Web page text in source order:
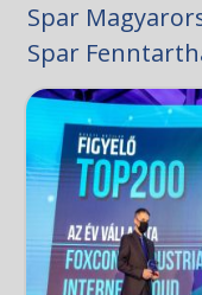
Spar
Spar